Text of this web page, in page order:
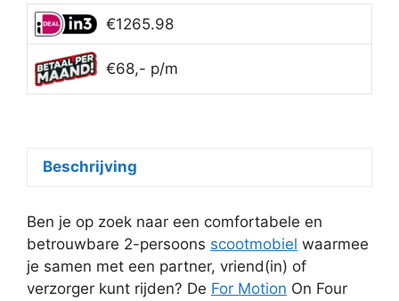
€1265.98
€68,- p/m
Beschrijving
Ben je op zoek naar een comfortabele en
betrouwbare 2-persoons scootmobiel waarmee
je samen met een partner, vriend(in) of
verzorger kunt rijden? De For Motion On Four